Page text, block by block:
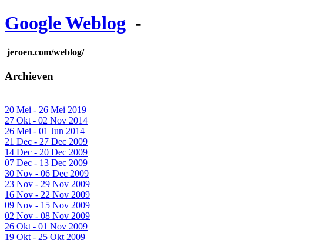
Google Weblog -
jeroen.com/weblog/
Archieven
20 Mei - 26 Mei 2019
27 Okt - 02 Nov 2014
26 Mei - 01 Jun 2014
21 Dec - 27 Dec 2009
14 Dec - 20 Dec 2009
07 Dec - 13 Dec 2009
30 Nov - 06 Dec 2009
23 Nov - 29 Nov 2009
16 Nov - 22 Nov 2009
09 Nov - 15 Nov 2009
02 Nov - 08 Nov 2009
26 Okt - 01 Nov 2009
19 Okt - 25 Okt 2009